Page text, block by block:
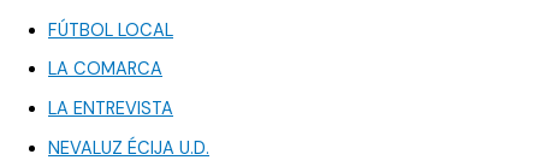
FÚTBOL LOCAL
LA COMARCA
LA ENTREVISTA
NEVALUZ ÉCIJA U.D.